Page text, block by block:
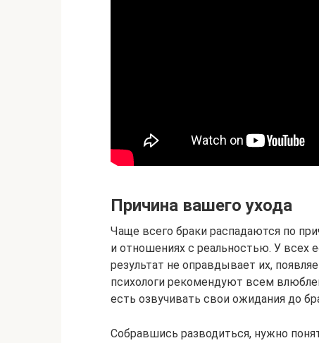
Причина вашего ухода
Чаще всего браки распадаются по
и отношениях с реальностью. У всех
результат не оправдывает их,
психологи рекомендуют всем
есть озвучивать свои ожидания до
Собравшись разводиться, нужно